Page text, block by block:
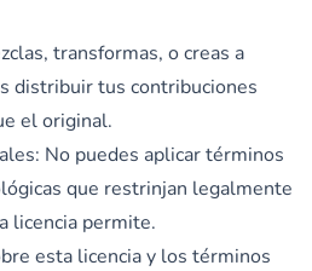
transformas, o creas a
distribuir tus contribuciones
el original.
No puedes aplicar términos
que restrinjan legalmente
licencia permite.
esta licencia y los términos